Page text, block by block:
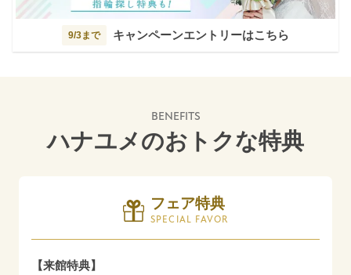
9/3まで キャンペーンエントリーはこちら
BENEFITS
ハナユメのおトクな特典
フェア特典
SPECIAL FAVOR
【来館特典】